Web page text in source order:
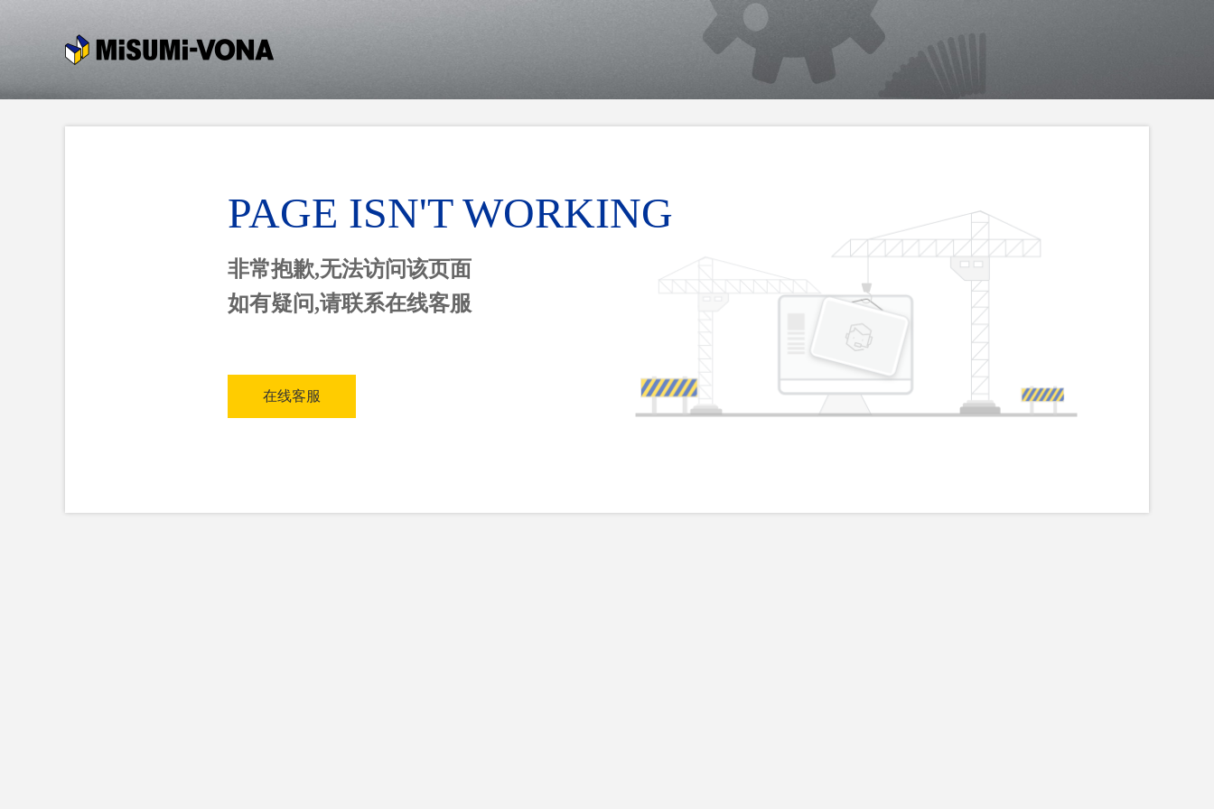
PAGE ISN'T WORKING
非常抱歉,无法访问该页面
如有疑问,请联系在线客服
在线客服